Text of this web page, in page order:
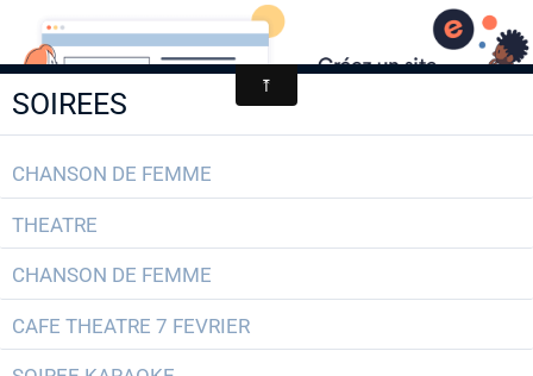
AACCA
Page d'accueil
Annuaire
SOIREES
CHANSON DE FEMME
THEATRE
CHANSON DE FEMME
CAFE THEATRE 7 FEVRIER